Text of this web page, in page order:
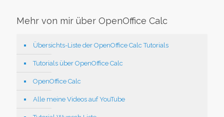
Mehr von mir über OpenOffice Calc
Übersichts-Liste der OpenOffice Calc Tutorials
Tutorials über OpenOffice Calc
OpenOffice Calc
Alle meine Videos auf YouTube